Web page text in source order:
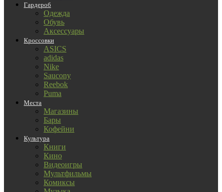
Гардероб
Одежда
Обувь
Аксессуары
Кроссовки
ASICS
adidas
Nike
Saucony
Reebok
Puma
Места
Магазины
Бары
Кофейни
Культура
Книги
Кино
Видеоигры
Мультфильмы
Комиксы